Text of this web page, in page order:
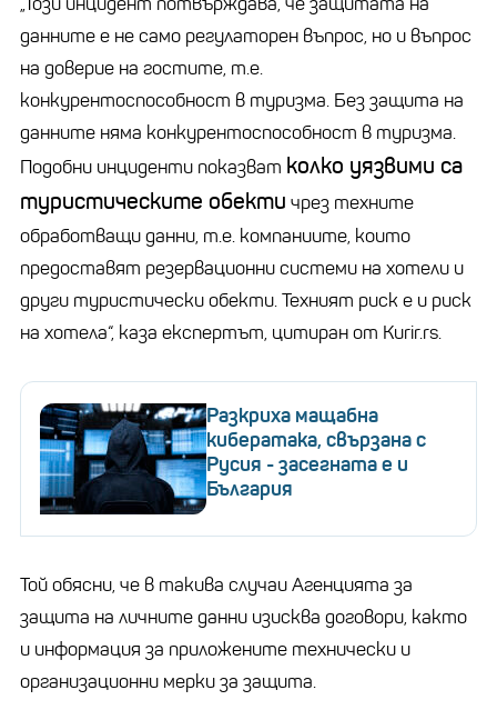
данните е не само регулаторен въпрос, но и въпрос
на доверие на гостите, т.е.
конкурентоспособност в туризма. Без защита на
данните няма конкурентоспособност в туризма.
Подобни инциденти показват колко уязвими са
туристическите обекти чрез техните
обработващи данни, т.е. компаниите, които
предоставят резервационни системи на хотели и
други туристически обекти. Техният риск е и риск
на хотела“, каза експертът, цитиран от Kurir.rs.
Разкриха мащабна
кибератака, свързана с
Русия - засегната е и
България
Той обясни, че в такива случаи Агенцията за
защита на личните данни изисква договори, както
и информация за приложените технически и
организационни мерки за защита.